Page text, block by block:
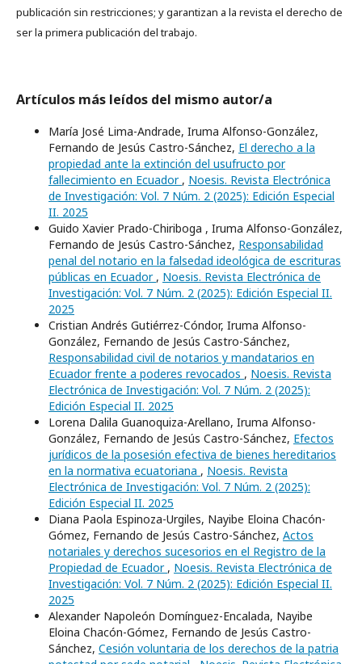
publicación sin restricciones; y garantizan a la revista el derecho de
ser la primera publicación del trabajo.
Artículos más leídos del mismo autor/a
María José Lima-Andrade, Iruma Alfonso-González,
Fernando de Jesús Castro-Sánchez, El derecho a la
propiedad ante la extinción del usufructo por
fallecimiento en Ecuador , Noesis. Revista Electrónica
de Investigación: Vol. 7 Núm. 2 (2025): Edición Especial
II. 2025
Guido Xavier Prado-Chiriboga , Iruma Alfonso-González,
Fernando de Jesús Castro-Sánchez, Responsabilidad
penal del notario en la falsedad ideológica de escrituras
públicas en Ecuador , Noesis. Revista Electrónica de
Investigación: Vol. 7 Núm. 2 (2025): Edición Especial II.
2025
Cristian Andrés Gutiérrez-Cóndor, Iruma Alfonso-
González, Fernando de Jesús Castro-Sánchez,
Responsabilidad civil de notarios y mandatarios en
Ecuador frente a poderes revocados , Noesis. Revista
Electrónica de Investigación: Vol. 7 Núm. 2 (2025):
Edición Especial II. 2025
Lorena Dalila Guanoquiza-Arellano, Iruma Alfonso-
González, Fernando de Jesús Castro-Sánchez, Efectos
jurídicos de la posesión efectiva de bienes hereditarios
en la normativa ecuatoriana , Noesis. Revista
Electrónica de Investigación: Vol. 7 Núm. 2 (2025):
Edición Especial II. 2025
Diana Paola Espinoza-Urgiles, Nayibe Eloina Chacón-
Gómez, Fernando de Jesús Castro-Sánchez, Actos
notariales y derechos sucesorios en el Registro de la
Propiedad de Ecuador , Noesis. Revista Electrónica de
Investigación: Vol. 7 Núm. 2 (2025): Edición Especial II.
2025
Alexander Napoleón Domínguez-Encalada, Nayibe
Eloina Chacón-Gómez, Fernando de Jesús Castro-
Sánchez, Cesión voluntaria de los derechos de la patria